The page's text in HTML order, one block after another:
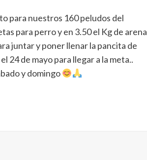
para nuestros 160 peludos del
para perro y en 3.50 el Kg de arena
juntar y poner llenar la pancita de
24 de mayo para llegar a la meta..
y domingo